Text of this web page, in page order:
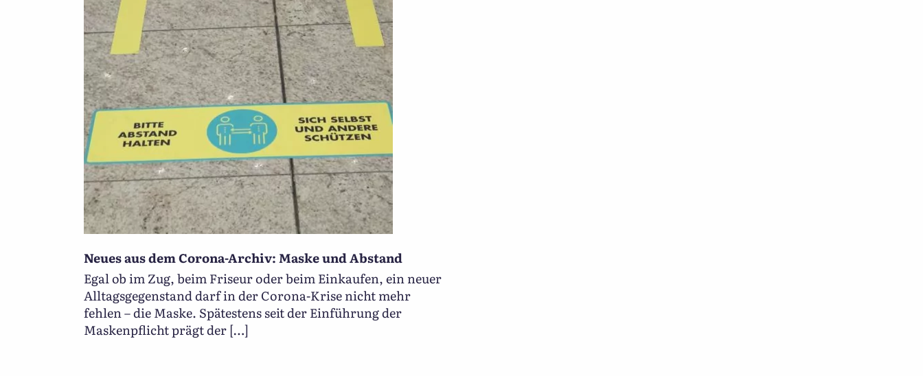
Neues aus dem Corona-Archiv: Maske und Abstand
Egal ob im Zug, beim Friseur oder beim Einkaufen, ein neuer
Alltagsgegenstand darf in der Corona-Krise nicht mehr
fehlen – die Maske. Spätestens seit der Einführung der
Maskenpflicht prägt der […]